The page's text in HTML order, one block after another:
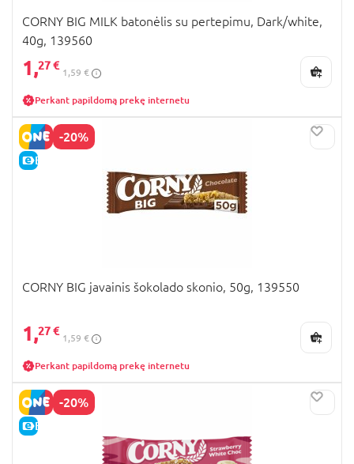
CORNY BIG MILK batonėlis su pertepimu, Dark/white,
40g, 139560
1,27 €
1,59 €
Perkant papildomą prekę internetu
-20%
E-KAINA
CORNY BIG javainis šokolado skonio, 50g, 139550
1,27 €
1,59 €
Perkant papildomą prekę internetu
-20%
E-KAINA